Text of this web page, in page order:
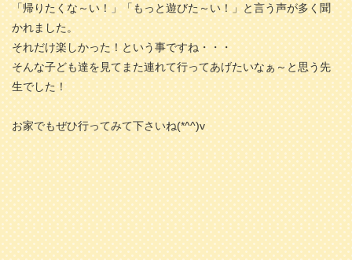
「帰りたくな～い！」「もっと遊びた～い！」と言う声が多く聞
かれました。
それだけ楽しかった！という事ですね・・・
そんな子ども達を見てまた連れて行ってあげたいなぁ～と思う先
生でした！
お家でもぜひ行ってみて下さいね(*^^)v